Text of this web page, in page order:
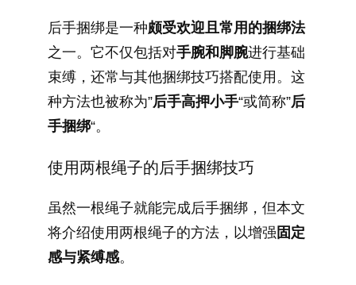
后手捆绑是一种颇受欢迎且常用的捆绑法
之一。它不仅包括对手腕和脚腕进行基础
束缚，还常与其他捆绑技巧搭配使用。这
种方法也被称为”后手高押小手“或简称”后
手捆绑“。
使用两根绳子的后手捆绑技巧
虽然一根绳子就能完成后手捆绑，但本文
将介绍使用两根绳子的方法，以增强 固定
感与紧缚感。